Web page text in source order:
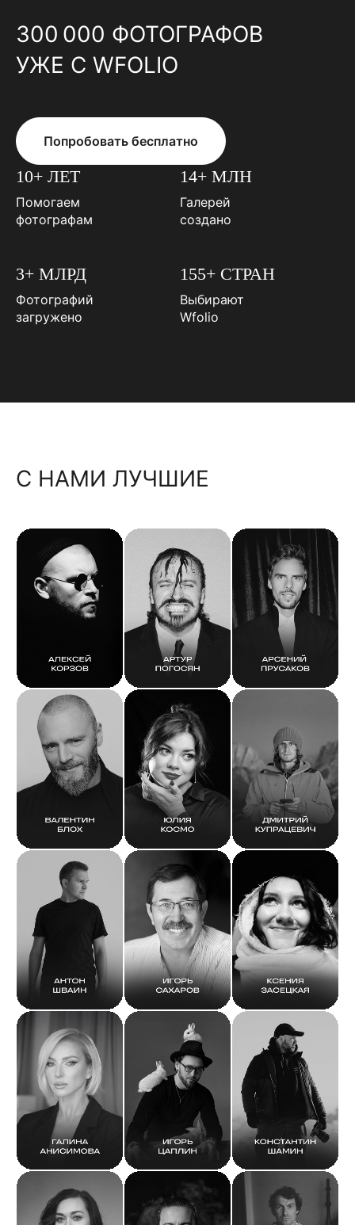
300 000 ФОТОГРАФОВ
УЖЕ С WFOLIO
Попробовать бесплатно
10+ ЛЕТ
Помогаем
фотографам
14+ МЛН
Галерей
создано
3+ МЛРД
Фотографий
загружено
155+ СТРАН
Выбирают
Wfolio
С НАМИ ЛУЧШИЕ